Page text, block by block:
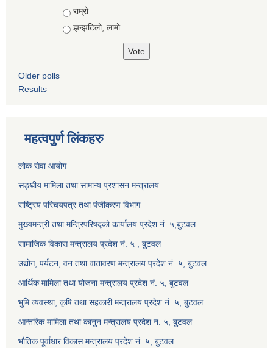
राम्रो
झन्झटिलो, लामो
Older polls
Results
महत्वपुर्ण लिंकहरु
लोक सेवा आयोग
सङ्घीय मामिला तथा सामान्य प्रशासन मन्त्रालय
राष्ट्रिय परिचयपत्र तथा पंजीकरण विभाग
मुख्यमन्त्री तथा मन्त्रिपरिषद्को कार्यालय प्रदेश नं. ५,बुटवल
सामाजिक विकास मन्त्रालय प्रदेश नं. ५ , बुटवल
उद्याेग, पर्यटन, वन तथा वातावरण मन्त्रालय प्रदेश नं. ५, बुटवल
आर्थिक मामिला तथा योजना मन्त्रालय प्रदेश नं. ५, बुटवल
भुमि व्यवस्था, कृषि तथा सहकारी मन्त्रालय प्रदेश नं. ५, बुटवल
आन्तरिक मामिला तथा कानुन मन्त्रालय प्रदेश न. ५, बुटवल
भौतिक पूर्वाधार विकास मन्त्रालय प्रदेश नं. ५, बुटवल